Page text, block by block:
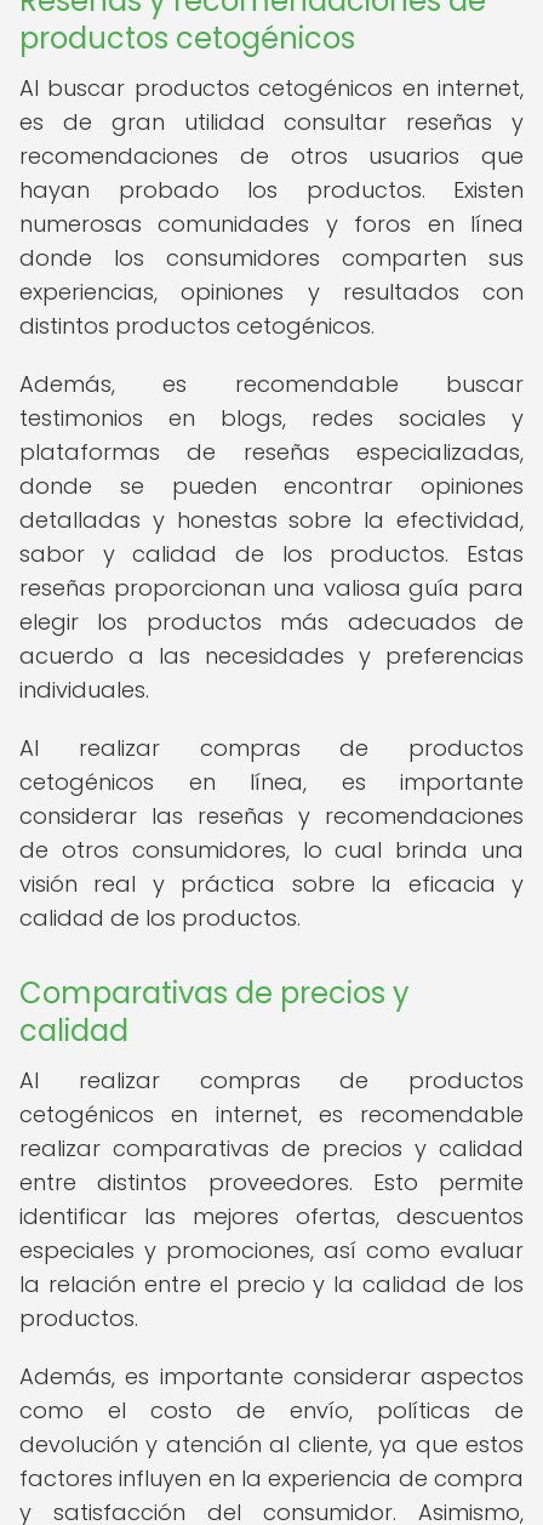
productos cetogénicos
Al buscar productos cetogénicos en internet,
es de gran utilidad consultar reseñas y
recomendaciones de otros usuarios que
hayan probado los productos. Existen
numerosas comunidades y foros en línea
donde los consumidores comparten sus
experiencias, opiniones y resultados con
distintos productos cetogénicos.
Además, es recomendable buscar
testimonios en blogs, redes sociales y
plataformas de reseñas especializadas,
donde se pueden encontrar opiniones
detalladas y honestas sobre la efectividad,
sabor y calidad de los productos. Estas
reseñas proporcionan una valiosa guía para
elegir los productos más adecuados de
acuerdo a las necesidades y preferencias
individuales.
Al realizar compras de productos
cetogénicos en línea, es importante
considerar las reseñas y recomendaciones
de otros consumidores, lo cual brinda una
visión real y práctica sobre la eficacia y
calidad de los productos.
Comparativas de precios y
calidad
Al realizar compras de productos
cetogénicos en internet, es recomendable
realizar comparativas de precios y calidad
entre distintos proveedores. Esto permite
identificar las mejores ofertas, descuentos
especiales y promociones, así como evaluar
la relación entre el precio y la calidad de los
productos.
Además, es importante considerar aspectos
como el costo de envío, políticas de
devolución y atención al cliente, ya que estos
factores influyen en la experiencia de compra
y satisfacción del consumidor. Asimismo,